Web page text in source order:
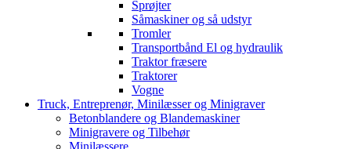
Sprøjter
Såmaskiner og så udstyr
Tromler
Transportbånd El og hydraulik
Traktor fræsere
Traktorer
Vogne
Truck, Entreprenør, Minilæsser og Minigraver
Betonblandere og Blandemaskiner
Minigravere og Tilbehør
Minilæssere